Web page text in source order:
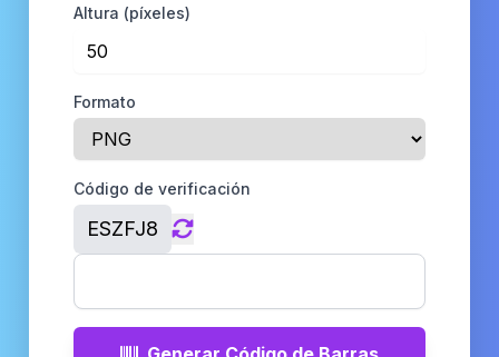
Altura (píxeles)
Formato
Código de verificación
ESZFJ8